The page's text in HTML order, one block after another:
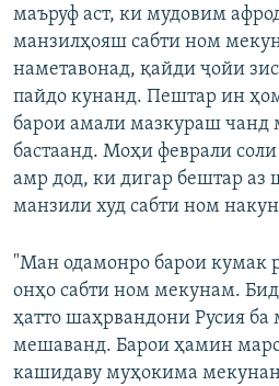
маъруф аст, ки мудовим
манзилҳояш сабти ном
наметавонад, қайди ҷойи
пайдо кунанд. Пештар ин
барои амали мазкураш чанд
бастаанд. Моҳи феврали
амр дод, ки дигар бештар аз
манзили худ сабти ном
"Ман одамонро барои кумак
онҳо сабти ном мекунам.
ҳатто шаҳрвандони Русия ба
мешаванд. Барои ҳамин маро
кашидаву муҳокима